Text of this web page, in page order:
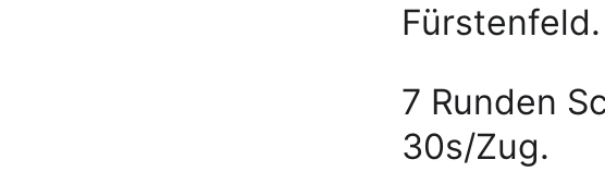
Fürstenfeld.
7 Runden
30s/Zug.